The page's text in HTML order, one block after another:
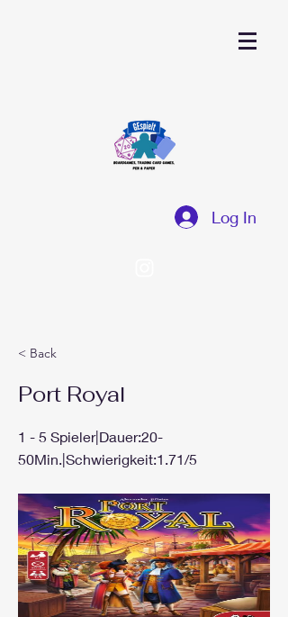
Log In
< Back
Port Royal
1 - 5 Spieler|Dauer:20-
50Min.|Schwierigkeit:1.71/5